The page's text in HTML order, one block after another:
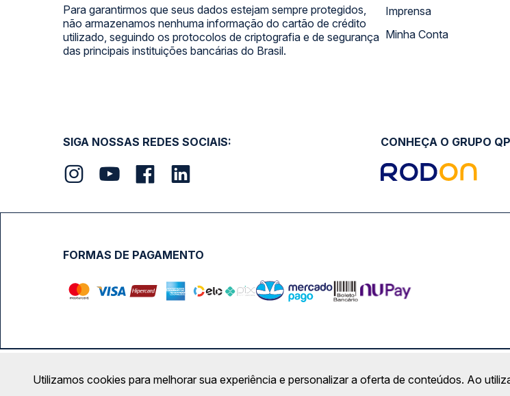
Para garantirmos que seus dados estejam sempre protegidos,
não armazenamos nenhuma informação do cartão de crédito
utilizado, seguindo os protocolos de criptografia e de segurança
das principais instituições bancárias do Brasil.
Imprensa
Minha Conta
SIGA NOSSAS REDES SOCIAIS: CONHEÇA O GRUPO
FORMAS DE PAGAMENTO
Calçada das Margaridas, 163 - Sala 02 - Condomínio Centro Comercial Alphaville, Barueri - SP |
Utilizamos cookies para melhorar sua experiência e personalizar a oferta de conteúdos. Ao